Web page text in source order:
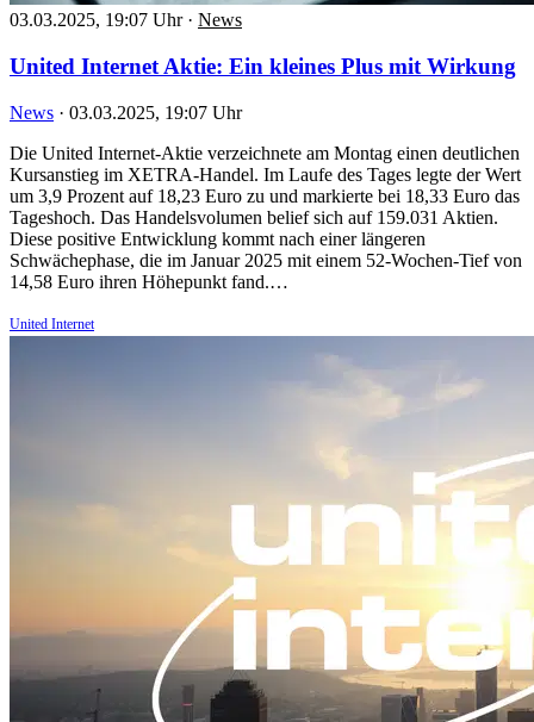
03.03.2025, 19:07 Uhr · News
United Internet Aktie: Ein kleines Plus mit Wirkung
News · 03.03.2025, 19:07 Uhr
Die United Internet-Aktie verzeichnete am Montag einen deutlichen
Kursanstieg im XETRA-Handel. Im Laufe des Tages legte der Wert
um 3,9 Prozent auf 18,23 Euro zu und markierte bei 18,33 Euro das
Tageshoch. Das Handelsvolumen belief sich auf 159.031 Aktien.
Diese positive Entwicklung kommt nach einer längeren
Schwächephase, die im Januar 2025 mit einem 52-Wochen-Tief von
14,58 Euro ihren Höhepunkt fand.…
United Internet